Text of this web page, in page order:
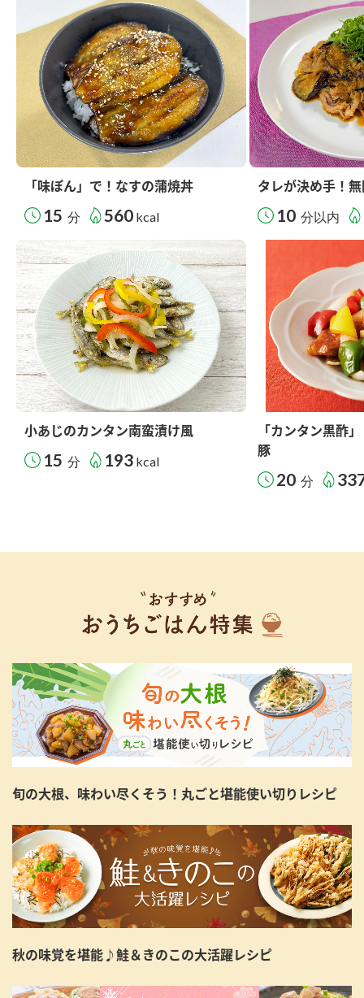
「味ぽん」で！なすの蒲焼丼
15 分 560 kcal
タレが決め手！
10 分以内
小あじのカンタン南蛮漬け風
15 分 193 kcal
「カンタン黒酢
豚
20 分
旬の大根、味わい尽くそう！丸ごと堪能使い切りレシピ
秋の味覚を堪能♪鮭＆きのこの大活躍レシピ